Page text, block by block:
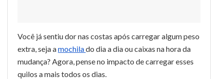
Você já sentiu dor nas costas após carregar algum peso
extra, seja amochilado dia a dia ou caixas na hora da
mudança? Agora, pense no impacto de carregar esses
quilos a mais todos os dias.